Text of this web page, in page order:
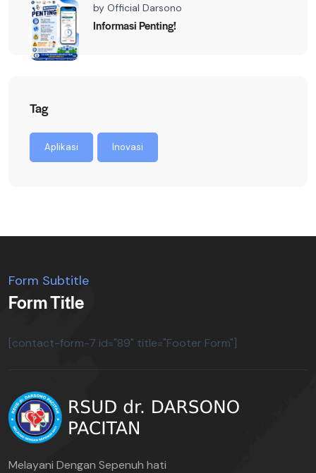
by Official Darsono
Informasi Penting!
Tag
Aplikasi Inovasi
Form Subtitle
Form Title
[contact-form-7 id="89" title="Footer Form"]
Melayani Dengan Sepenuh hati